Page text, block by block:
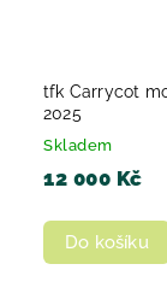
tfk Carrycot
2025
Skladem
12 000 Kč
Do košíku